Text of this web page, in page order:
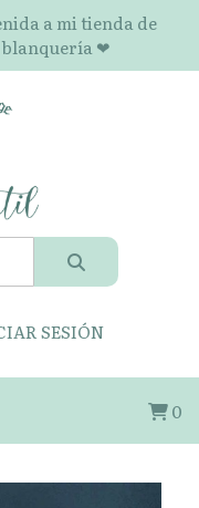
a mi tienda de
❤
SESIÓN
0